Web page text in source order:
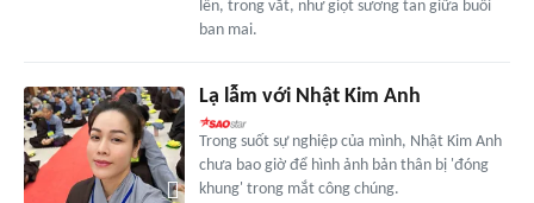
lên, trong vắt, như giọt sương tan giữa buổi
ban mai.
Lạ lẫm với Nhật Kim Anh
Trong suốt sự nghiệp của mình, Nhật Kim Anh
chưa bao giờ để hình ảnh bản thân bị 'đóng
khung' trong mắt công chúng.